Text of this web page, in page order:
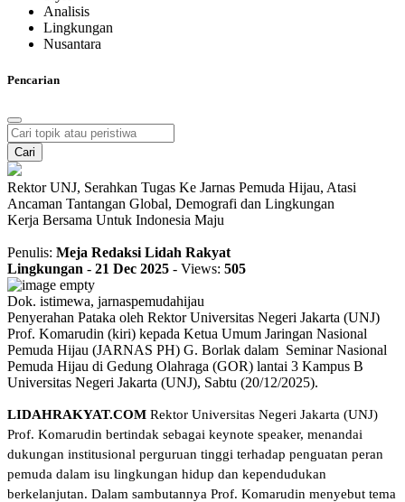
Analisis
Lingkungan
Nusantara
Pencarian
Cari
Rektor UNJ, Serahkan Tugas Ke Jarnas Pemuda Hijau, Atasi
Ancaman Tantangan Global, Demografi dan Lingkungan
Kerja Bersama Untuk Indonesia Maju
Penulis: Meja Redaksi Lidah Rakyat
Lingkungan - 21 Dec 2025 - Views: 505
Dok. istimewa, jarnaspemudahijau
Penyerahan Pataka oleh Rektor Universitas Negeri Jakarta (UNJ)
Prof. Komarudin (kiri) kepada Ketua Umum Jaringan Nasional
Pemuda Hijau (JARNAS PH) G. Borlak dalam Seminar Nasional
Pemuda Hijau di Gedung Olahraga (GOR) lantai 3 Kampus B
Universitas Negeri Jakarta (UNJ), Sabtu (20/12/2025).
LIDAHRAKYAT.COM Rektor Universitas Negeri Jakarta (UNJ)
Prof. Komarudin bertindak sebagai keynote speaker, menandai
dukungan institusional perguruan tinggi terhadap penguatan peran
pemuda dalam isu lingkungan hidup dan kependudukan
berkelanjutan. Dalam sambutannya Prof. Komarudin menyebut tema